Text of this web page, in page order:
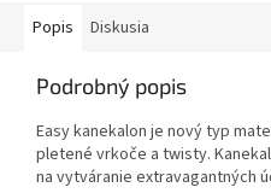
Popis Diskusia
Podrobný popis
Easy kanekalon je nový typ
pletené vrkoče a twisty.
na vytváranie extravagantných